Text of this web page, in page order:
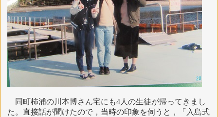
同町柿浦の川本博さん宅にも4人の生徒が帰ってきまし
た。直接話が聞けたので，当時の印象を伺うと，「入島式